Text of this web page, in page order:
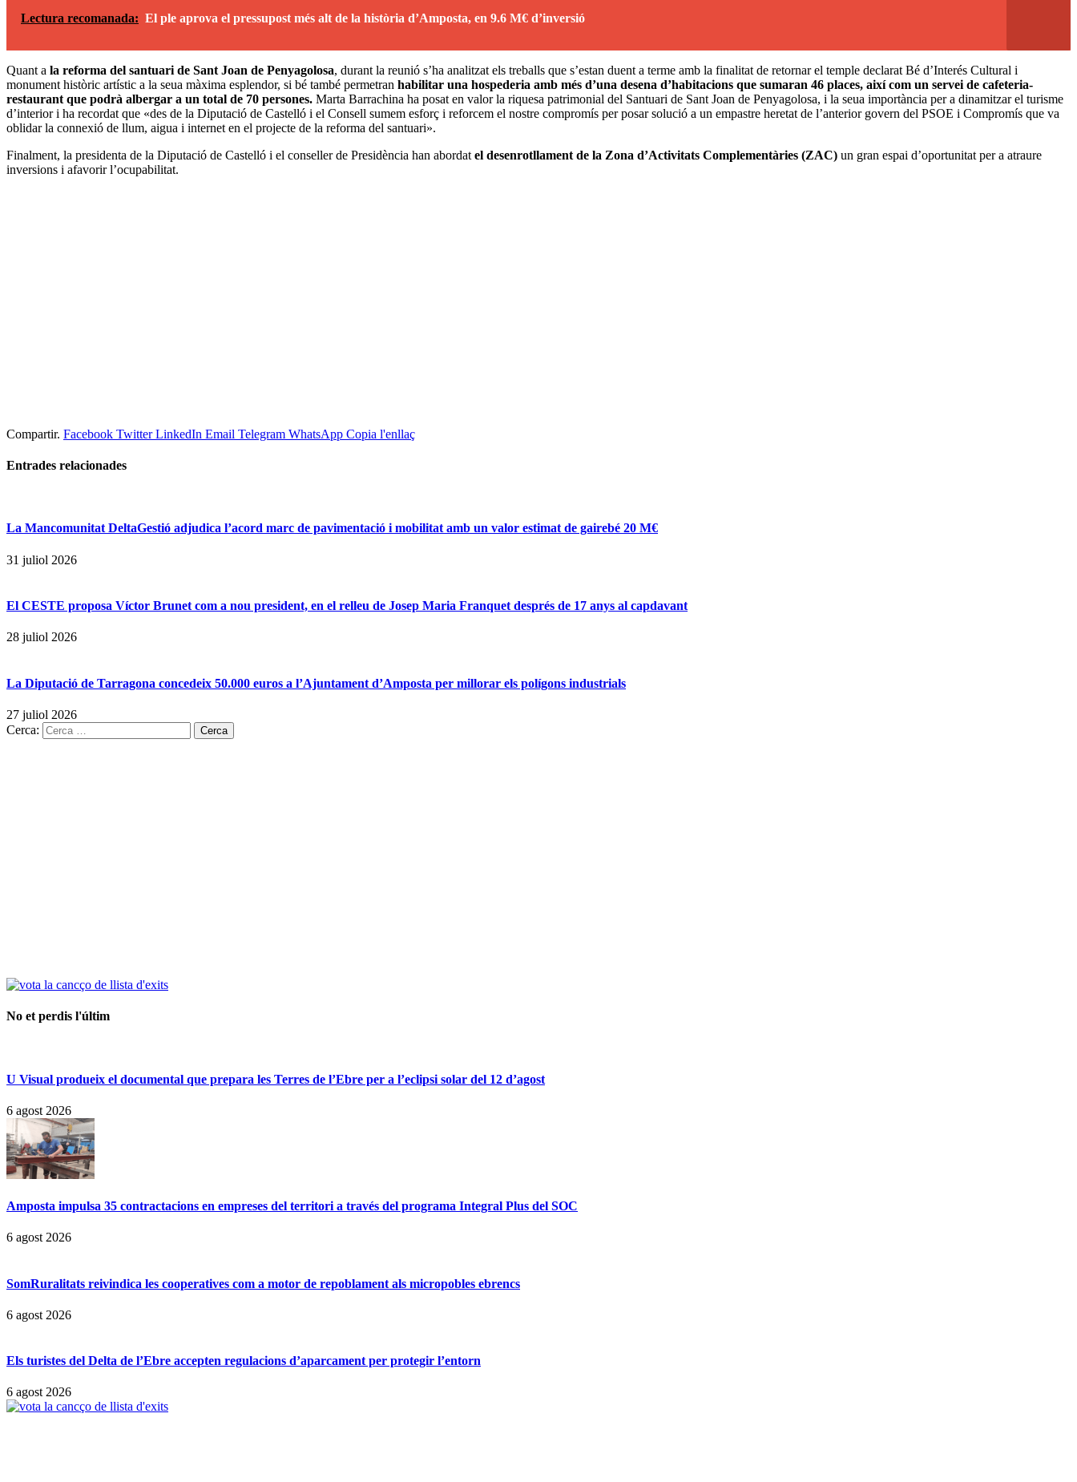
Lectura recomanada: El ple aprova el pressupost més alt de la història d’Amposta, en 9.6 M€ d’inversió
Quant a la reforma del santuari de Sant Joan de Penyagolosa, durant la reunió s’ha analitzat els treballs que s’estan duent a terme amb la finalitat de retornar el temple declarat Bé d’Interés Cultural i
monument històric artístic a la seua màxima esplendor, si bé també permetran habilitar una hospederia amb més d’una desena d’habitacions que sumaran 46 places, així com un servei de cafeteria-
restaurant que podrà albergar a un total de 70 persones. Marta Barrachina ha posat en valor la riquesa patrimonial del Santuari de Sant Joan de Penyagolosa, i la seua importància per a dinamitzar el turisme
d’interior i ha recordat que «des de la Diputació de Castelló i el Consell sumem esforç i reforcem el nostre compromís per posar solució a un empastre heretat de l’anterior govern del PSOE i Compromís que va
oblidar la connexió de llum, aigua i internet en el projecte de la reforma del santuari».
Finalment, la presidenta de la Diputació de Castelló i el conseller de Presidència han abordat el desenrotllament de la Zona d’Activitats Complementàries (ZAC) un gran espai d’oportunitat per a atraure
inversions i afavorir l’ocupabilitat.
Compartir. Facebook Twitter LinkedIn Email Telegram WhatsApp Copia l'enllaç
Entrades relacionades
La Mancomunitat DeltaGestió adjudica l’acord marc de pavimentació i mobilitat amb un valor estimat de gairebé 20 M€
31 juliol 2026
El CESTE proposa Víctor Brunet com a nou president, en el relleu de Josep Maria Franquet després de 17 anys al capdavant
28 juliol 2026
La Diputació de Tarragona concedeix 50.000 euros a l’Ajuntament d’Amposta per millorar els polígons industrials
27 juliol 2026
Cerca:
No et perdis l'últim
U Visual produeix el documental que prepara les Terres de l’Ebre per a l’eclipsi solar del 12 d’agost
6 agost 2026
Amposta impulsa 35 contractacions en empreses del territori a través del programa Integral Plus del SOC
6 agost 2026
SomRuralitats reivindica les cooperatives com a motor de repoblament als micropobles ebrencs
6 agost 2026
Els turistes del Delta de l’Ebre accepten regulacions d’aparcament per protegir l’entorn
6 agost 2026